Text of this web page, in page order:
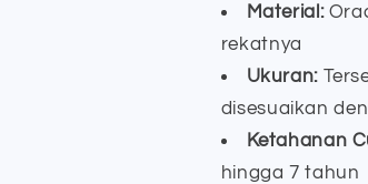
Material:
rekatnya
Ukuran:
disesuaikan
Ketahanan
hingga 7 tahun